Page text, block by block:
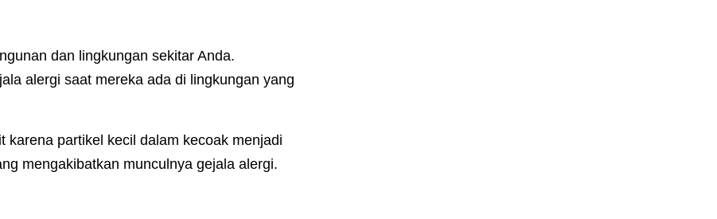
dan lingkungan sekitar Anda.
alergi saat mereka ada di lingkungan yang
karena partikel kecil dalam kecoak menjadi
mengakibatkan munculnya gejala alergi.